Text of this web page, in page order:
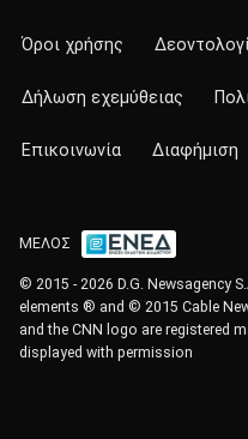
Όροι χρήσης
Δήλωση εχεμύθειας
Επικοινωνία Διαφήμιση
ΜΕΛΟΣ
© 2015 - 2026 D.G. Newsagency
elements ® and © 2015 Cable
and the CNN logo are registered
displayed with permission